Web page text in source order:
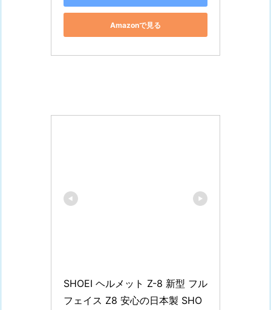
Amazonで見る
SHOEI ヘルメット Z-8 新型 フル
フェイス Z8 安心の日本製 SHO